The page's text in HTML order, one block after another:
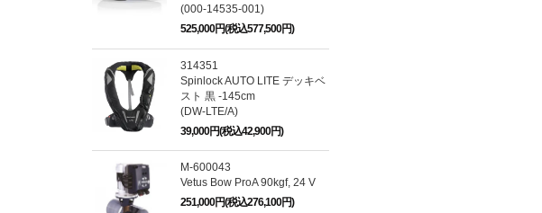
(000-14535-001)
525,000円(税込577,500円)
314351
Spinlock AUTO LITE デッキベ
スト 黒 -145cm
(DW-LTE/A)
39,000円(税込42,900円)
M-600043
Vetus Bow ProA 90kgf, 24 V
251,000円(税込276,100円)